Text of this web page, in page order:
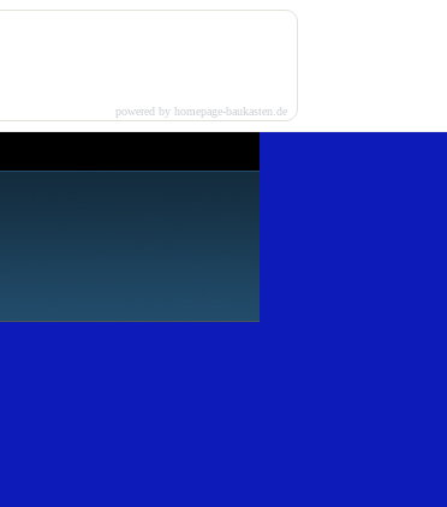
powered by homepage-baukasten.de